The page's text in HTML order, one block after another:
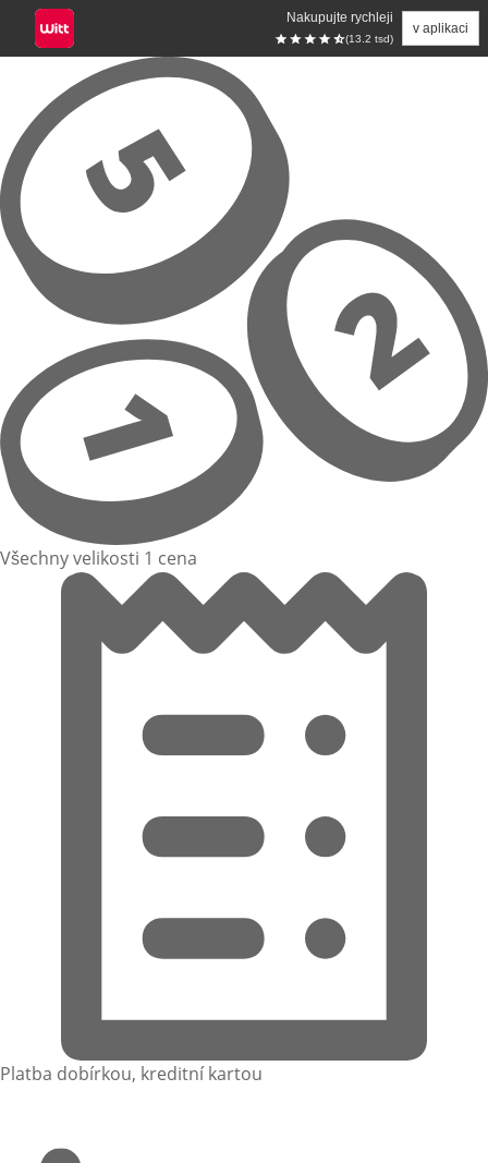
Nakupujte rychleji
(13.2 tsd)
v aplikaci
Přeskočit na hlavní obsah
Všechny velikosti 1 cena
Platba dobírkou, kreditní kartou